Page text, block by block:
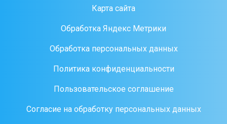
Карта сайта
Обработка Яндекс Метрики
Обработка персональных данных
Политика конфиденциальности
Пользовательское соглашение
Согласие на обработку персональных данных